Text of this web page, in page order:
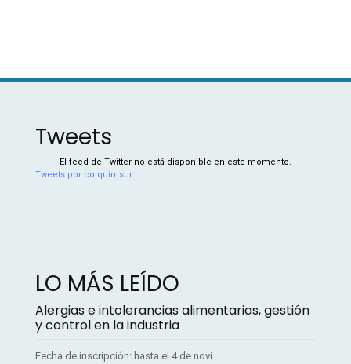
Tweets
El feed de Twitter no está disponible en este momento.
Tweets por colquimsur
LO MÁS LEÍDO
Alergias e intolerancias alimentarias, gestión
y control en la industria
Fecha de inscripción: hasta el 4 de novi...